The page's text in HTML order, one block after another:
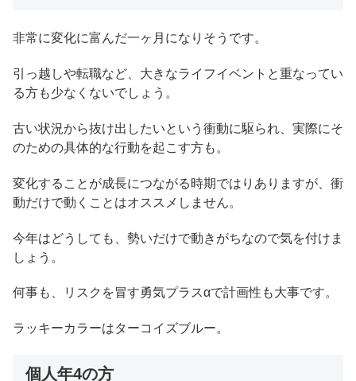
非常に変化に富んだ一ヶ月になりそうです。
引っ越しや転職など、大きなライフイベントと重なってい
る方も少なくないでしょう。
古い状況から抜け出したいという衝動に駆られ、実際にそ
のための具体的な行動を起こす方も。
変化することが成長につながる時期ではりありますが、衝
動だけで動くことはオススメしません。
今年はどうしても、勢いだけで動きがちなので気を付けま
しょう。
何事も、リスクを冒す勇気プラスαで計画性も大事です。
ラッキーカラーはターコイズブルー。
個人年4の方